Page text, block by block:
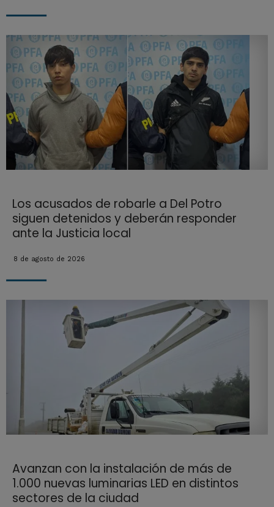
Los acusados de robarle a Del Potro
siguen detenidos y deberán responder
ante la Justicia local
8 de agosto de 2026
Avanzan con la instalación de más de
1.000 nuevas luminarias LED en distintos
sectores de la ciudad